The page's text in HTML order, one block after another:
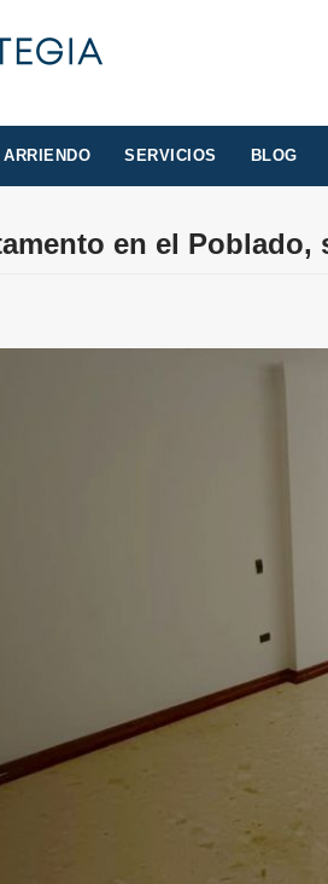
ARRIENDO SERVICIOS BLOG
en el Poblado,